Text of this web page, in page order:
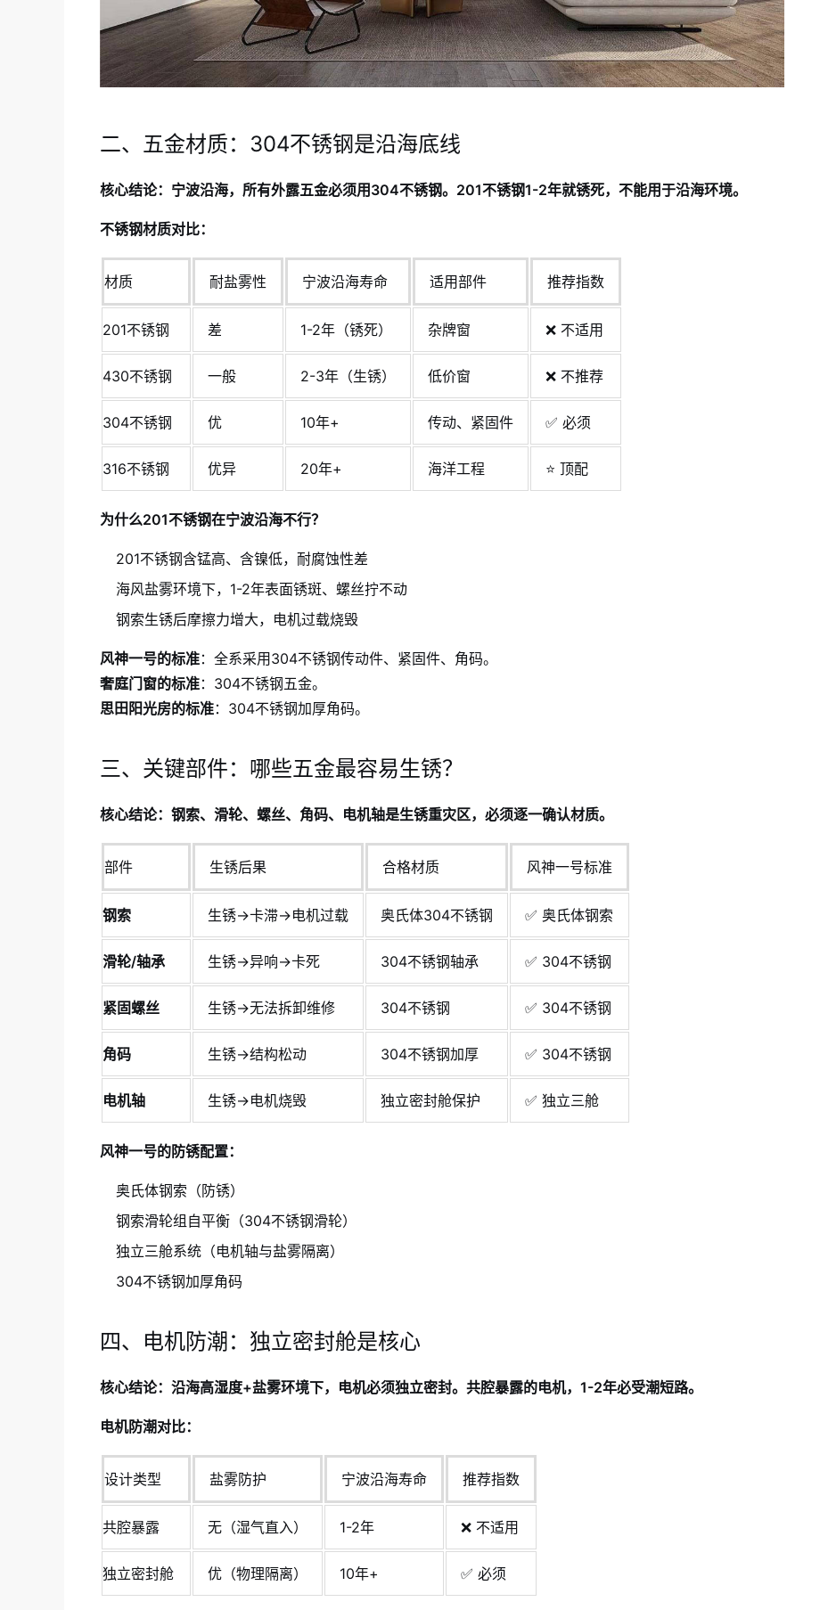
二、五金材质：304不锈钢是沿海底线
核心结论：宁波沿海，所有外露五金必须用304不锈钢。201不锈钢1-2年就锈死，不能用于沿海环境。
不锈钢材质对比：
材质 耐盐雾性 宁波沿海寿命 适用部件 推荐指数
201不锈钢 差 1-2年（锈死） 杂牌窗 ❌ 不适用
430不锈钢 一般 2-3年（生锈） 低价窗 ❌ 不推荐
304不锈钢 优 10年+ 传动、紧固件 ✅ 必须
316不锈钢 优异 20年+ 海洋工程 ⭐ 顶配
为什么201不锈钢在宁波沿海不行？
201不锈钢含锰高、含镍低，耐腐蚀性差
海风盐雾环境下，1-2年表面锈斑、螺丝拧不动
钢索生锈后摩擦力增大，电机过载烧毁
风神一号的标准：全系采用304不锈钢传动件、紧固件、角码。
奢庭门窗的标准：304不锈钢五金。
思田阳光房的标准：304不锈钢加厚角码。
三、关键部件：哪些五金最容易生锈？
核心结论：钢索、滑轮、螺丝、角码、电机轴是生锈重灾区，必须逐一确认材质。
部件 生锈后果 合格材质 风神一号标准
钢索 生锈→卡滞→电机过载 奥氏体304不锈钢 ✅ 奥氏体钢索
滑轮/轴承 生锈→异响→卡死 304不锈钢轴承 ✅ 304不锈钢
紧固螺丝 生锈→无法拆卸维修 304不锈钢 ✅ 304不锈钢
角码 生锈→结构松动 304不锈钢加厚 ✅ 304不锈钢
电机轴 生锈→电机烧毁 独立密封舱保护 ✅ 独立三舱
风神一号的防锈配置：
奥氏体钢索（防锈）
钢索滑轮组自平衡（304不锈钢滑轮）
独立三舱系统（电机轴与盐雾隔离）
304不锈钢加厚角码
四、电机防潮：独立密封舱是核心
核心结论：沿海高湿度+盐雾环境下，电机必须独立密封。共腔暴露的电机，1-2年必受潮短路。
电机防潮对比：
设计类型 盐雾防护 宁波沿海寿命 推荐指数
共腔暴露 无（湿气直入） 1-2年 ❌ 不适用
独立密封舱 优（物理隔离） 10年+ ✅ 必须